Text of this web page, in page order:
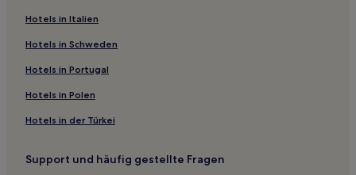
Stegeborg Hotels
Hotels in Italien
Hotels in Schweden
Hotels in Portugal
Hotels in Polen
Hotels in der Türkei
Support und häufig gestellte Fragen